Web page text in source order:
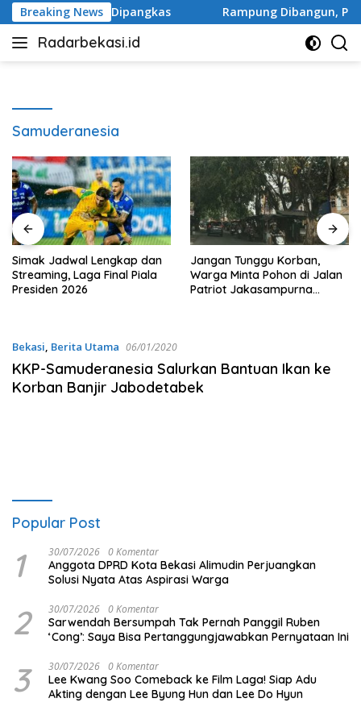
Langsung
ke
konten
Breaking NewsDipangkas Rampung Dibangun, Polder
Radarbekasi.id
Berita
Samuderanesia
Simak Jadwal Lengkap dan
Streaming, Laga Final Piala
Presiden 2026
Jangan Tunggu Korban,
Warga Minta Pohon di Jalan
Patriot Jakasampurna
Bekasi, Berita Utama 06/01/2020
KKP-Samuderanesia Salurkan Bantuan Ikan ke
Korban Banjir Jabodetabek
Popular Post
1 30/07/2026 0 Komentar
Anggota DPRD Kota Bekasi Alimudin Perjuangkan
Solusi Nyata Atas Aspirasi Warga
2 30/07/2026 0 Komentar
Sarwendah Bersumpah Tak Pernah Panggil Ruben
‘Cong’: Saya Bisa Pertanggungjawabkan Pernyataan Ini
3 30/07/2026 0 Komentar
Lee Kwang Soo Comeback ke Film Laga! Siap Adu
Akting dengan Lee Byung Hun dan Lee Do Hyun